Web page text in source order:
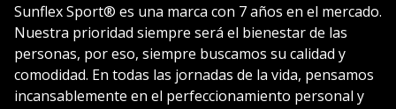
Sunflex Sport® es una marca con 7 años en el mercado.
Nuestra prioridad siempre será el bienestar de las
personas, por eso, siempre buscamos su calidad y
comodidad. En todas las jornadas de la vida, pensamos
incansablemente en el perfeccionamiento personal y